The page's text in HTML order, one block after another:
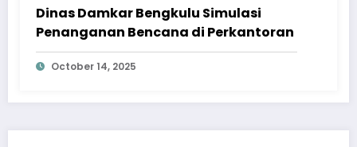
Dinas Damkar Bengkulu Simulasi
Penanganan Bencana di Perkantoran
October 14, 2025